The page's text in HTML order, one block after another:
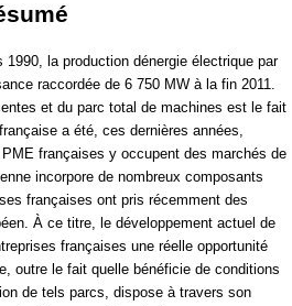
la production dénergie électrique par
raccordée de 6 750 MW à la fin 2011.
et du parc total de machines est le fait
a été, ces dernières années,
françaises y occupent des marchés de
incorpore de nombreux composants
françaises ont pris récemment des
À ce titre, le développement actuel de
françaises une réelle opportunité
outre le fait quelle bénéficie de conditions
de tels parcs, dispose à travers son